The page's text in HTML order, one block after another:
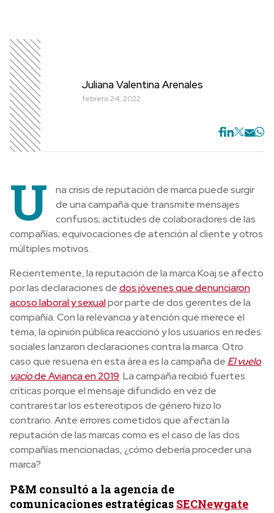
Juliana Valentina Arenales
febrero 24, 2022
U
na crisis de reputación de marca puede surgir
de una campaña que transmite mensajes
confusos; actitudes de colaboradores de las
compañías; equivocaciones de atención al cliente y otros
múltiples motivos.
Recientemente, la reputación de la marca Koaj se afecto
por las declaraciones dedos jóvenes que denunciaron
acoso laboral y sexualpor parte de dos gerentes de la
compañía. Con la relevancia y atención que merece el
tema, la opinión pública reaccionó y los usuarios en redes
sociales lanzaron declaraciones contra la marca. Otro
caso que resuena en esta área es la campaña de El vuelo
vacíode Avianca en 2019. La campaña recibió fuertes
críticas porque el mensaje difundido en vez de
contrarestar los estereotipos de género hizo lo
contrario. Ante errores cometidos que afectan la
reputación de las marcas como es el caso de las dos
compañías mencionadas, ¿cómo debería proceder una
marca?
P&M consultó a la agencia de
comunicaciones estratégicas SECNewgate